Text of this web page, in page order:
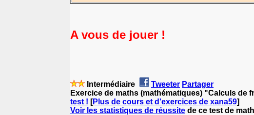
A vous de jouer !
Intermédiaire Tweeter Partager
Exercice de maths (mathématiques) "Calculs de
test ! [Plus de cours et d'exercices de xana59]
Voir les statistiques de réussite de ce test de